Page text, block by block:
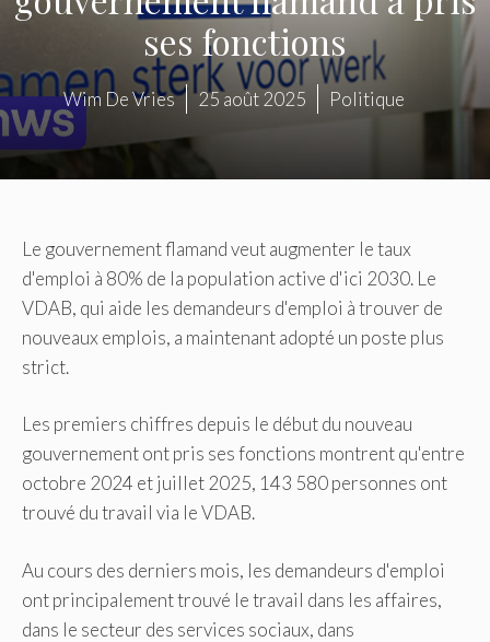
ses fonctions
Wim De Vries 25 août 2025 Politique
Le gouvernement flamand veut augmenter le taux
d'emploi à 80% de la population active d'ici 2030. Le
VDAB, qui aide les demandeurs d'emploi à trouver de
nouveaux emplois, a maintenant adopté un poste plus
strict.
Les premiers chiffres depuis le début du nouveau
gouvernement ont pris ses fonctions montrent qu'entre
octobre 2024 et juillet 2025, 143 580 personnes ont
trouvé du travail via le VDAB.
Au cours des derniers mois, les demandeurs d'emploi
ont principalement trouvé le travail dans les affaires,
dans le secteur des services sociaux, dans